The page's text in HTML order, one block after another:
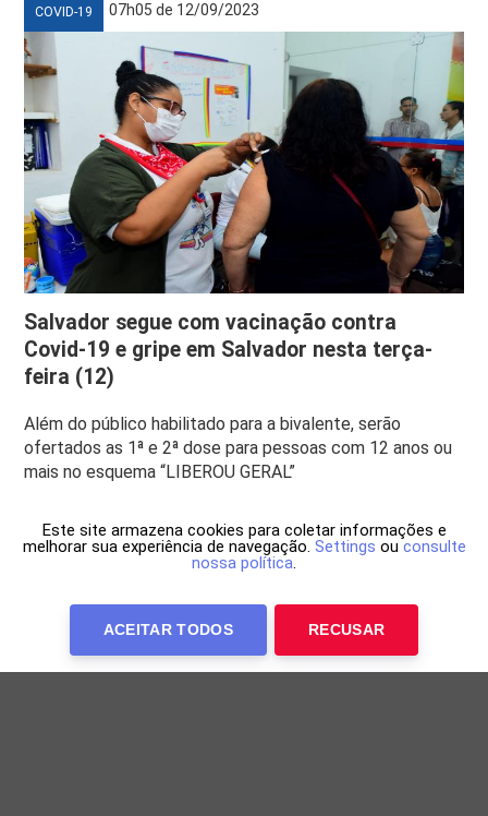
COVID-19 07h05 de 12/09/2023
Salvador segue com vacinação contra
Covid-19 e gripe em Salvador nesta terça-
feira (12)
Além do público habilitado para a bivalente, serão
ofertados as 1ª e 2ª dose para pessoas com 12 anos ou
mais no esquema “LIBEROU GERAL”
Este site armazena cookies para coletar informações e
melhorar sua experiência de navegação. Settings ou consulte
nossa política.
ACEITAR TODOS RECUSAR